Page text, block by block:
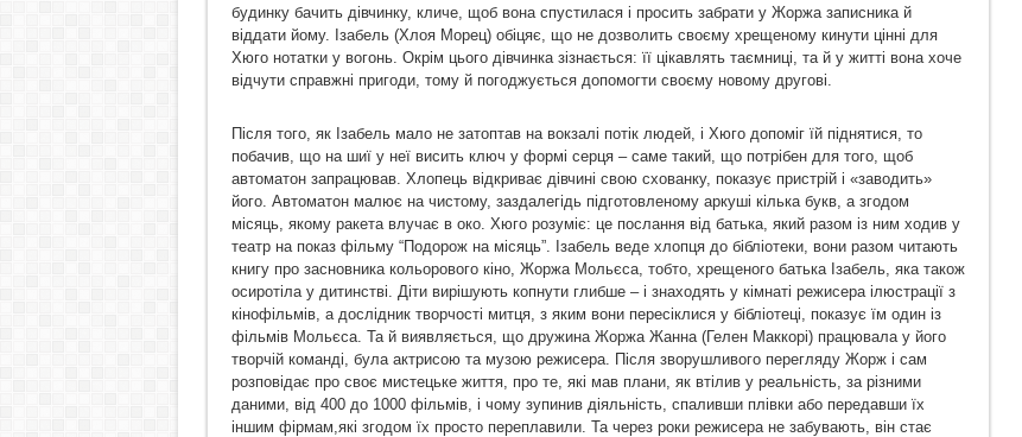
будинку бачить дівчинку, кличе, щоб вона спустилася і просить забрати у Жоржа записника й
віддати йому. Ізабель (Хлоя Морец) обіцяє, що не дозволить своєму хрещеному кинути цінні для
Хюго нотатки у вогонь. Окрім цього дівчинка зізнається: її цікавлять таємниці, та й у житті вона хоче
відчути справжні пригоди, тому й погоджується допомогти своєму новому другові.
Після того, як Ізабель мало не затоптав на вокзалі потік людей, і Хюго допоміг їй піднятися, то
побачив, що на шиї у неї висить ключ у формі серця – саме такий, що потрібен для того, щоб
автоматон запрацював. Хлопець відкриває дівчині свою схованку, показує пристрій і «заводить»
його. Автоматон малює на чистому, заздалегідь підготовленому аркуші кілька букв, а згодом
місяць, якому ракета влучає в око. Хюго розуміє: це послання від батька, який разом із ним ходив у
театр на показ фільму “Подорож на місяць”. Ізабель веде хлопця до бібліотеки, вони разом читають
книгу про засновника кольорового кіно, Жоржа Мольєса, тобто, хрещеного батька Ізабель, яка також
осиротіла у дитинстві. Діти вирішують копнути глибше – і знаходять у кімнаті режисера ілюстрації з
кінофільмів, а дослідник творчості митця, з яким вони пересіклися у бібліотеці, показує їм один із
фільмів Мольєса. Та й виявляється, що дружина Жоржа Жанна (Гелен Маккорі) працювала у його
творчій команді, була актрисою та музою режисера. Після зворушливого перегляду Жорж і сам
розповідає про своє мистецьке життя, про те, які мав плани, як втілив у реальність, за різними
даними, від 400 до 1000 фільмів, і чому зупинив діяльність, спаливши плівки або передавши їх
іншим фірмам,які згодом їх просто переплавили. Та через роки режисера не забувають, він стає